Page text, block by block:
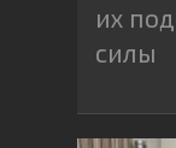
их
силы